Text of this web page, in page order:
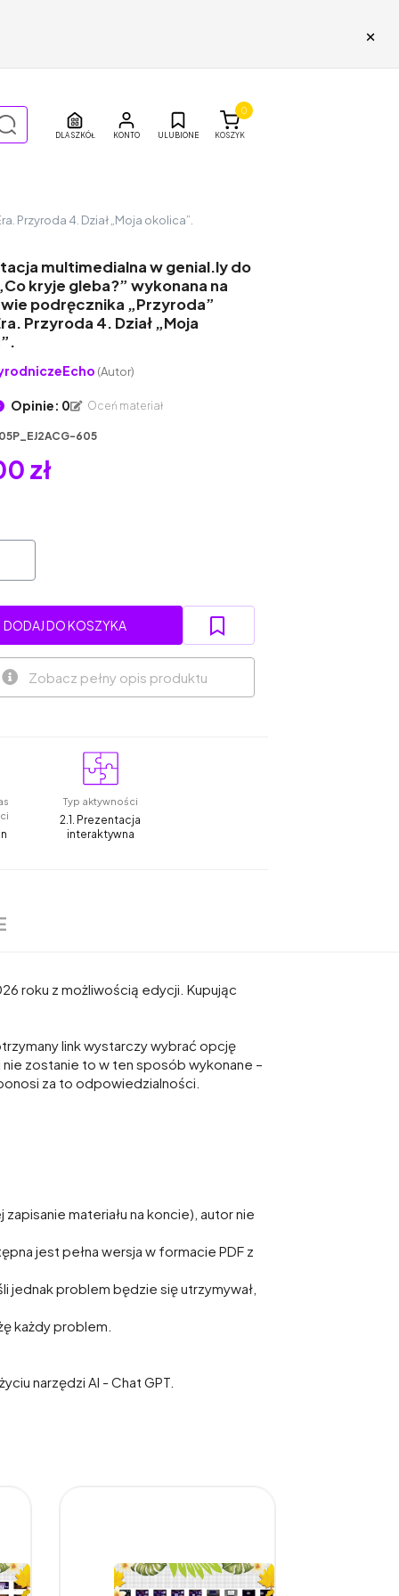
×
DLA SZKÓŁ ULUBIONE KOSZYK
0
Przyroda 4. Dział „Moja okolica”.
multimedialna w genial.ly do
kryje gleba?” wykonana na
podręcznika „Przyroda”
Przyroda 4. Dział „Moja
(Autor)
Opinie: 0 Oceń materiał
605
zł
DODAJ DO KOSZYKA
Zobacz pełny opis produktu
Typ aktywności
2.1. Prezentacja
interaktywna
roku z możliwością edycji. Kupując
link wystarczy wybrać opcję
zostanie to w ten sposób wykonane –
za to odpowiedzialności.
materiału na koncie), autor nie
jest pełna wersja w formacie PDF z
jednak problem będzie się utrzymywał,
każdy problem.
narzędzi AI - Chat GPT.